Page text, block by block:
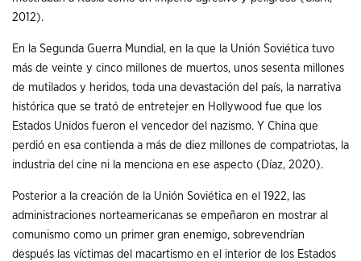
2012).
En la Segunda Guerra Mundial, en la que la Unión Soviética tuvo
más de veinte y cinco millones de muertos, unos sesenta millones
de mutilados y heridos, toda una devastación del país, la narrativa
histórica que se trató de entretejer en Hollywood fue que los
Estados Unidos fueron el vencedor del nazismo. Y China que
perdió en esa contienda a más de diez millones de compatriotas, la
industria del cine ni la menciona en ese aspecto (Díaz, 2020).
Posterior a la creación de la Unión Soviética en el 1922, las
administraciones norteamericanas se empeñaron en mostrar al
comunismo como un primer gran enemigo, sobrevendrían
después las víctimas del macartismo en el interior de los Estados